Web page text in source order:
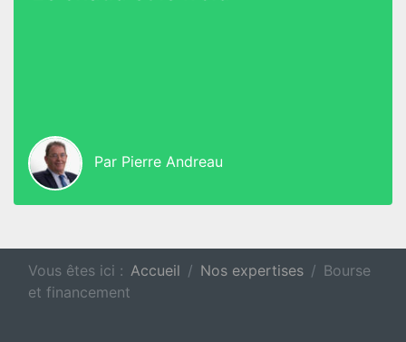
Par Pierre Andreau
Vous êtes ici : Accueil Nos expertises
Bourse
et financement